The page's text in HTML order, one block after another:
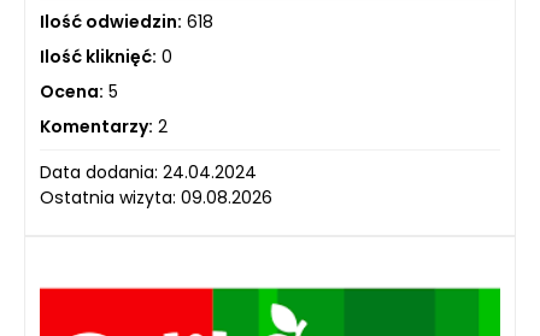
Ilość odwiedzin: 618
Ilość kliknięć: 0
Ocena: 5
Komentarzy: 2
Data dodania: 24.04.2024
Ostatnia wizyta: 09.08.2026